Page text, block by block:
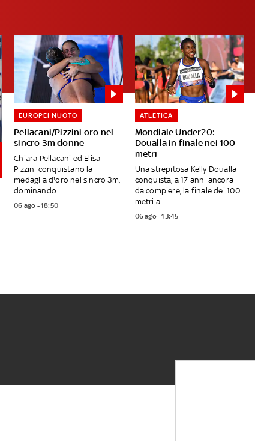
Pellacani/Pizzini oro nel
sincro 3m donne
EUROPEI NUOTO
Chiara Pellacani ed Elisa
Pizzini conquistano la
medaglia d'oro nel sincro 3m,
dominando...
06 ago - 18:50
Mondiale Under20:
Doualla in finale nei 100
metri
ATLETICA
Una strepitosa Kelly Doualla
conquista, a 17 anni ancora
da compiere, la finale dei 100
metri ai...
06 ago - 13:45